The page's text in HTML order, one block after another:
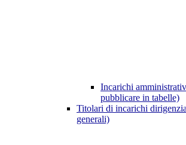
Incarichi
pubblicare in tabelle)
Titolari di incarichi
generali)